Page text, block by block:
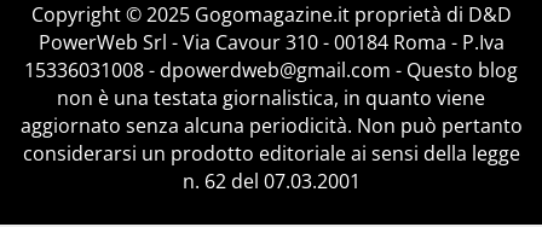
Copyright © 2025 Gogomagazine.it proprietà di D&D
PowerWeb Srl - Via Cavour 310 - 00184 Roma - P.Iva
15336031008 - dpowerdweb@gmail.com - Questo blog
non è una testata giornalistica, in quanto viene
aggiornato senza alcuna periodicità. Non può pertanto
considerarsi un prodotto editoriale ai sensi della legge
n. 62 del 07.03.2001